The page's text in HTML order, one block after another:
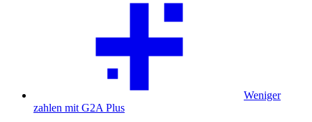
Weniger
zahlen mit G2A Plus